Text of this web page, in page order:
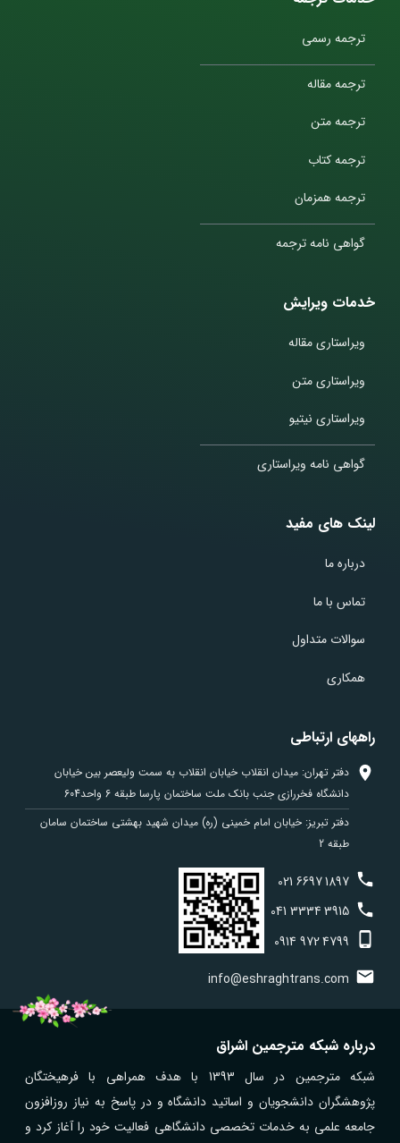
ترجمه رسمی
ترجمه مقاله
ترجمه متن
ترجمه کتاب
ترجمه همزمان
گواهی نامه ترجمه
خدمات ویرایش
ویراستاری مقاله
ویراستاری متن
ویراستاری نیتیو
گواهی نامه ویراستاری
لینک های مفید
درباره ما
تماس با ما
سوالات متداول
همکاری
راههای ارتباطی
دفتر تهران: میدان انقلاب خیابان انقلاب به سمت ولیعصر بین خیابان
دانشگاه فخررازی جنب بانک ملت ساختمان پارسا طبقه 6 واحد604
دفتر تبریز: خیابان امام خمینی (ره) میدان شهید بهشتی ساختمان سامان
طبقه 2
021 66971897
041 33343915
0914 9724799
info@eshraghtrans.com
درباره شبکه مترجمین اشراق
شبکه مترجمین در سال 1393 با هدف همراهی با فرهیختگان
پژوهشگران دانشجویان و اساتید دانشگاه و در پاسخ به نیاز روزافزون
جامعه علمی به خدمات تخصصی دانشگاهی فعالیت خود را آغاز کرد و